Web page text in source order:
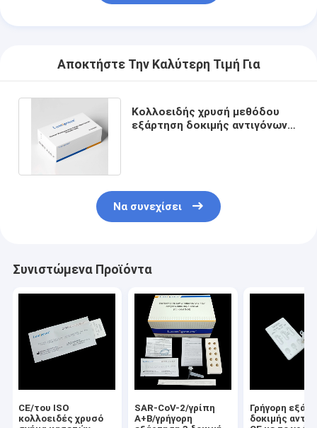
Αποκτήστε Την Καλύτερη Τιμή Για
Κολλοειδής χρυσή μεθόδου
εξάρτηση δοκιμής αντιγόνων
Να συνεχίσει
Συνιστώμενα Προϊόντα
CE/του ISO
κολλοειδές χρυσό
SAR-CoV-2/γρίπη
A+B/γρήγορη
Γρήγορη
δοκιμής